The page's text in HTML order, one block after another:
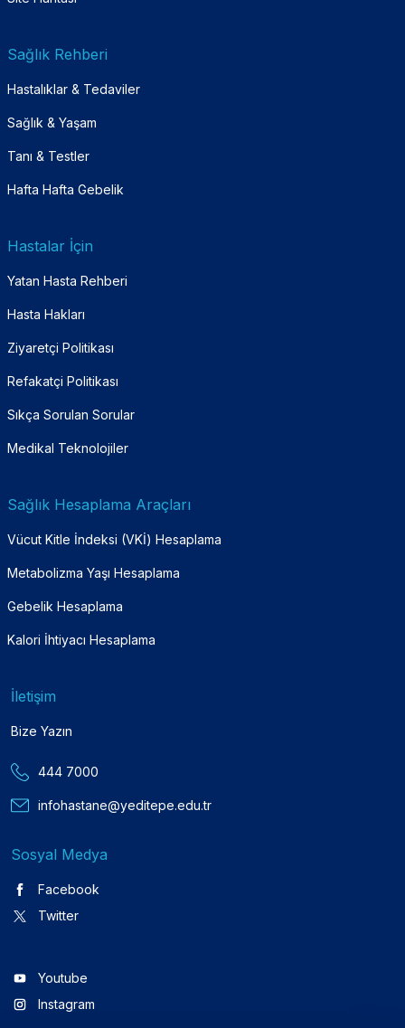
Sağlık Rehberi
Hastalıklar & Tedaviler
Sağlık & Yaşam
Tanı & Testler
Hafta Hafta Gebelik
Hastalar İçin
Yatan Hasta Rehberi
Hasta Hakları
Ziyaretçi Politikası
Refakatçi Politikası
Sıkça Sorulan Sorular
Medikal Teknolojiler
Sağlık Hesaplama Araçları
Vücut Kitle İndeksi (VKİ) Hesaplama
Metabolizma Yaşı Hesaplama
Gebelik Hesaplama
Kalori İhtiyacı Hesaplama
İletişim
Bize Yazın
444 7000
infohastane@yeditepe.edu.tr
Sosyal Medya
Facebook
Twitter
Youtube
Instagram